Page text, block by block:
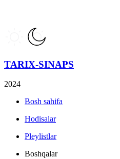
TARIX-SINAPS
2024
Bosh sahifa
Hodisalar
Pleylistlar
Boshqalar